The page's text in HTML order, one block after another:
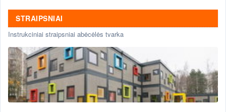
STRAIPSNIAI
Instrukciniai straipsniai abėcėlės tvarka